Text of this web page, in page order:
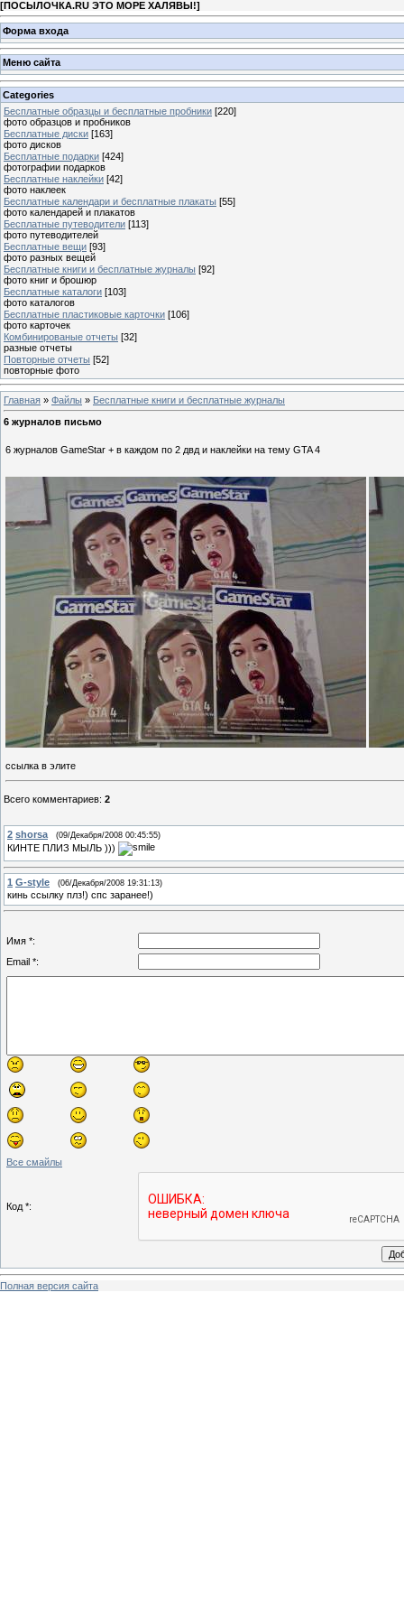
[ПОСЫЛОЧКА.RU ЭТО МОРЕ ХАЛЯВЫ!]
Форма входа
Меню сайта
Categories
Бесплатные образцы и бесплатные пробники [220]
фото образцов и пробников
Бесплатные диски [163]
фото дисков
Бесплатные подарки [424]
фотографии подарков
Бесплатные наклейки [42]
фото наклеек
Бесплатные календари и бесплатные плакаты [55]
фото календарей и плакатов
Бесплатные путеводители [113]
фото путеводителей
Бесплатные вещи [93]
фото разных вещей
Бесплатные книги и бесплатные журналы [92]
фото книг и брошюр
Бесплатные каталоги [103]
фото каталогов
Бесплатные пластиковые карточки [106]
фото карточек
Комбинированые отчеты [32]
разные отчеты
Повторные отчеты [52]
повторные фото
Главная » Файлы » Бесплатные книги и бесплатные журналы
6 журналов письмо
6 журналов GameStar + в каждом по 2 двд и наклейки на тему GTA 4
ссылка в элите
Всего комментариев: 2
2 shorsa (09/Декабря/2008 00:45:55)
КИНТЕ ПЛИЗ МЫЛЬ )))
1 G-style (06/Декабря/2008 19:31:13)
кинь ссылку плз!) спс заранее!)
Имя *:
Email *:
Все смайлы
Код *:
Полная версия сайта